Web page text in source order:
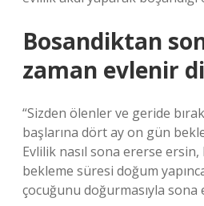
Bosandiktan
zaman evlenir
“Sizden ölenler ve geride
başlarına dört ay on gün
Evlilik nasıl sona ererse ersin,
bekleme süresi doğum
çocuğunu doğurmasıyla sona